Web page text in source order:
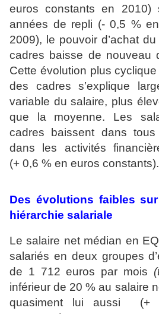
euros constants en 2010)
années de repli (- 0,5 %
2009), le pouvoir d’achat
cadres baisse de nouveau
Cette évolution plus
des cadres s’explique
variable du salaire, plus
que la moyenne. Les
cadres baissent dans
dans les activités
(+ 0,6 % en euros constants).
Des évolutions faibles
hiérarchie salariale
Le salaire net médian en
salariés en deux groupes
de 1 712 euros par mois
inférieur de 20 % au salaire
quasiment lui aussi (+